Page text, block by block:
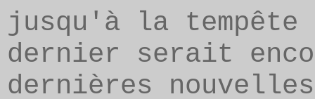
jusqu'à la
dernier serait
dernières nouvelles